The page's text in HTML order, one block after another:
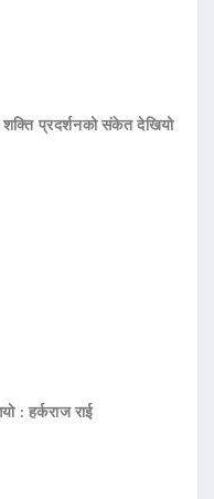
शक्ति प्रदर्शनको संकेत देखियो
: हर्कराज राई